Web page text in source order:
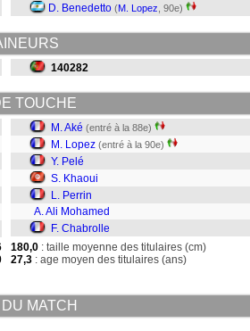
D. Benedetto (M. Lopez , 90e)
140282
TOUCHE
M. Aké (entré à la 88e)
M. Lopez (entré à la 90e)
Y. Pelé
S. Khaoui
L. Perrin
A. Ali Mohamed
F. Chabrolle
180,0 : taille moyenne des titulaires (cm)
27,3 : age moyen des titulaires (ans)
MATCH